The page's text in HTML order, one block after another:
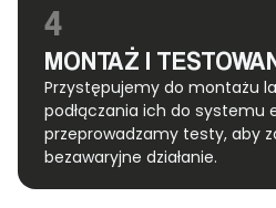
4
MONTAŻ I
Przystępujemy do montażu
podłączania ich do systemu
przeprowadzamy testy, aby
bezawaryjne działanie.